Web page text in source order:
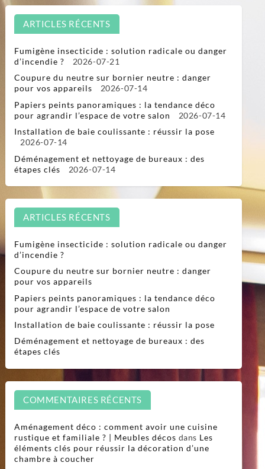
ARTICLES RÉCENTS
Fumigène insecticide : solution radicale ou danger
d’incendie ?
2026-07-21
Coupure du neutre sur bornier neutre : danger
pour vos appareils
2026-07-14
Papiers peints panoramiques : la tendance déco
pour agrandir l’espace de votre salon
2026-07-14
Installation de baie coulissante : réussir la pose
2026-07-14
Déménagement et nettoyage de bureaux : des
étapes clés
2026-07-14
ARTICLES RÉCENTS
Fumigène insecticide : solution radicale ou danger
d’incendie ?
Coupure du neutre sur bornier neutre : danger
pour vos appareils
Papiers peints panoramiques : la tendance déco
pour agrandir l’espace de votre salon
Installation de baie coulissante : réussir la pose
Déménagement et nettoyage de bureaux : des
étapes clés
COMMENTAIRES RÉCENTS
Aménagement déco : comment avoir une cuisine
rustique et familiale ? | Meubles décos dans Les
éléments clés pour réussir la décoration d’une
chambre à coucher